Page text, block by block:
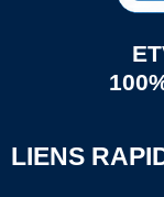
LIENS